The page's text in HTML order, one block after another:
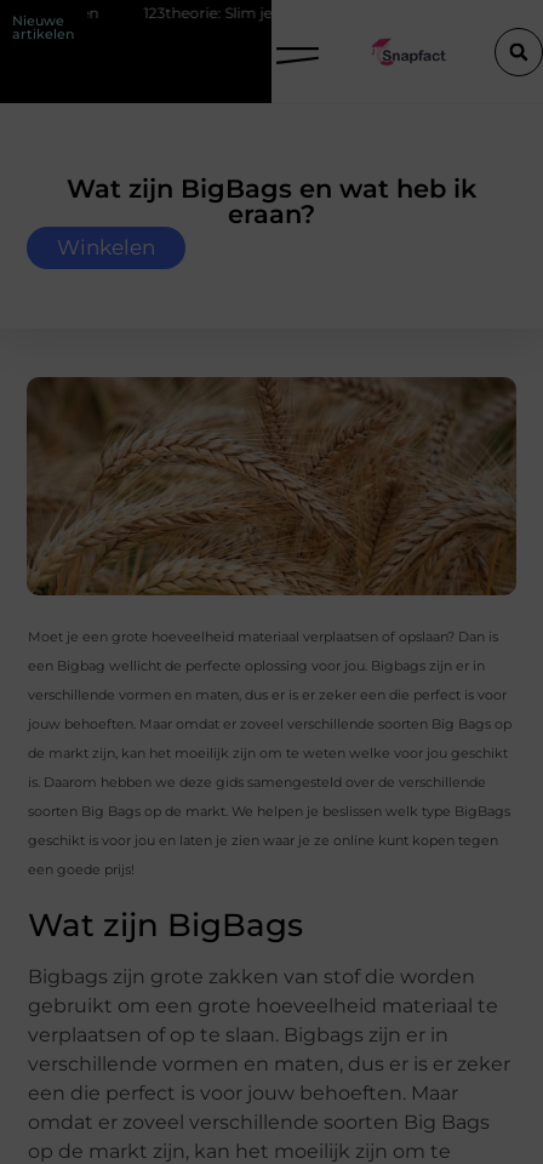
Nieuwe
artikelen
123theorie: Slim je theorie halen zonder eindeloos blokken
Wat zijn BigBags en wat heb ik
eraan?
Winkelen
Moet je een grote hoeveelheid materiaal verplaatsen of opslaan? Dan is
een Bigbag wellicht de perfecte oplossing voor jou. Bigbags zijn er in
verschillende vormen en maten, dus er is er zeker een die perfect is voor
jouw behoeften. Maar omdat er zoveel verschillende soorten Big Bags op
de markt zijn, kan het moeilijk zijn om te weten welke voor jou geschikt
is. Daarom hebben we deze gids samengesteld over de verschillende
soorten Big Bags op de markt. We helpen je beslissen welk type BigBags
geschikt is voor jou en laten je zien waar je ze online kunt kopen tegen
een goede prijs!
Wat zijn BigBags
Bigbags zijn grote zakken van stof die worden
gebruikt om een grote hoeveelheid materiaal te
verplaatsen of op te slaan. Bigbags zijn er in
verschillende vormen en maten, dus er is er zeker
een die perfect is voor jouw behoeften. Maar
omdat er zoveel verschillende soorten Big Bags
op de markt zijn, kan het moeilijk zijn om te